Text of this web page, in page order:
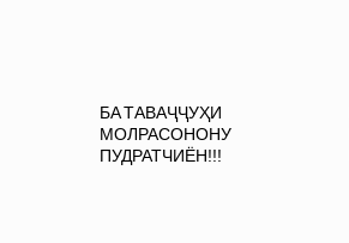
БА ТАВАҶҶУҲИ
МОЛРАСОНОНУ
ПУДРАТЧИЁН!!!